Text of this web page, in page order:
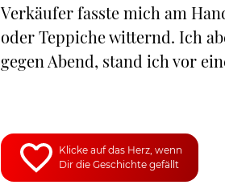
Verkäufer fasste mich am
oder Teppiche witternd. Ich
gegen Abend, stand ich vor
Klicke auf das Herz, wenn
Dir die Geschichte gefällt